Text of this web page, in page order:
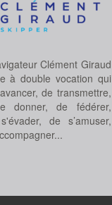
Clément Giraud
à double vocation qui
de transmettre,
donner, de fédérer,
de s’amuser,